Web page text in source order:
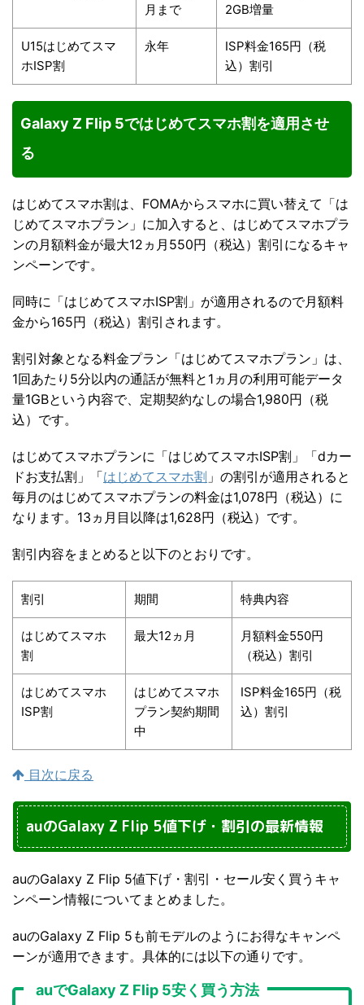
月まで
2GB増量
U15はじめてスマ
ホISP割
永年
ISP料金165円（税
込）割引
Galaxy Z Flip 5ではじめてスマホ割を適用させ
る
はじめてスマホ割は、FOMAからスマホに買い替えて「は
じめてスマホプラン」に加入すると、はじめてスマホプラ
ンの月額料金が最大12ヵ月550円（税込）割引になるキャ
ンペーンです。
同時に「はじめてスマホISP割」が適用されるので月額料
金から165円（税込）割引されます。
割引対象となる料金プラン「はじめてスマホプラン」は、
1回あたり5分以内の通話が無料と1ヵ月の利用可能データ
量1GBという内容で、定期契約なしの場合1,980円（税
込）です。
はじめてスマホプランに「はじめてスマホISP割」「dカー
ドお支払割」「はじめてスマホ割 」の割引が適用されると
毎月のはじめてスマホプランの料金は1,078円（税込）に
なります。13ヵ月目以降は1,628円（税込）です。
割引内容をまとめると以下のとおりです。
割引 期間 特典内容
はじめてスマホ
割
最大12ヵ月
月額料金550円
（税込）割引
はじめてスマホ
ISP割
はじめてスマホ
プラン契約期間
中
ISP料金165円（税
込）割引
目次に戻る
auのGalaxy Z Flip 5値下げ・割引の最新情報
auのGalaxy Z Flip 5値下げ・割引・セール安く買うキャ
ンペーン情報についてまとめました。
auのGalaxy Z Flip 5も前モデルのようにお得なキャンペ
ーンが適用できます。具体的には以下の通りです。
auでGalaxy Z Flip 5安く買う方法